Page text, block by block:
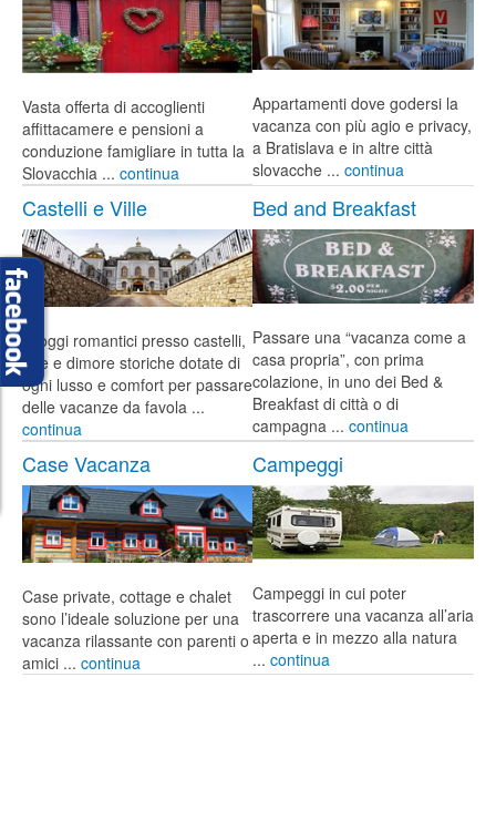
Vasta offerta di accoglienti
affittacamere e pensioni a
conduzione famigliare in tutta la
Slovacchia ... continua
Appartamenti dove godersi la
vacanza con più agio e privacy,
a Bratislava e in altre città
slovacche ... continua
Castelli e Ville
Alloggi romantici presso castelli,
ville e dimore storiche dotate di
ogni lusso e comfort per passare
delle vacanze da favola ...
continua
Bed and Breakfast
Passare una “vacanza come a
casa propria”, con prima
colazione, in uno dei Bed &
Breakfast di città o di
campagna ... continua
Case Vacanza
Case private, cottage e chalet
sono l’ideale soluzione per una
vacanza rilassante con parenti o
amici ... continua
Campeggi
Campeggi in cui poter
trascorrere una vacanza all’aria
aperta e in mezzo alla natura
... continua